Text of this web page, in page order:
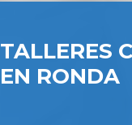
TALLERES
EN RONDA